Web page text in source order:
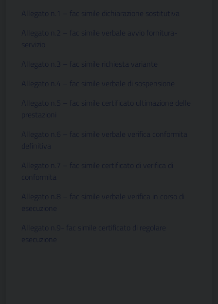
Allegato n.1 – fac simile dichiarazione sostitutiva
Allegato n.2 – fac simile verbale avvio fornitura-
servizio
Allegato n.3 – fac simile richiesta variante
Allegato n.4 – fac simile verbale di sospensione
Allegato n.5 – fac simile certificato ultimazione delle
prestazioni
Allegato n.6 – fac simile verbale verifica conformita
definitiva
Allegato n.7 – fac simile certificato di verifica di
conformita
Allegato n.8 – fac simile verbale verifica in corso di
esecuzione
Allegato n.9- fac simile certificato di regolare
esecuzione